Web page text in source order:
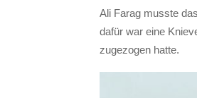
Ali Farag musste
dafür war eine
zugezogen hatte.